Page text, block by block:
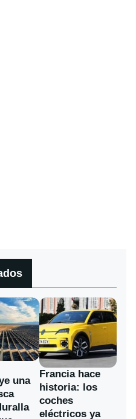
una
Francia hace
historia: los
coches
eléctricos ya